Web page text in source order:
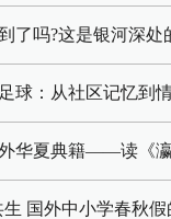
了吗?这是银河深
球：从社区记忆到
华夏典籍——读《瀛
国外中小学春秋假